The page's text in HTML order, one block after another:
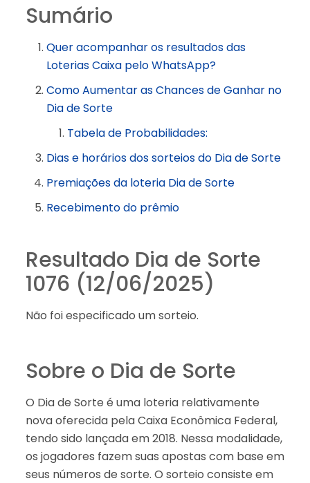
Sumário
Quer acompanhar os resultados das
Loterias Caixa pelo WhatsApp?
Como Aumentar as Chances de Ganhar no
Dia de Sorte
Tabela de Probabilidades:
Dias e horários dos sorteios do Dia de Sorte
Premiações da loteria Dia de Sorte
Recebimento do prêmio
Resultado Dia de Sorte
1076 (12/06/2025)
Não foi especificado um sorteio.
Sobre o Dia de Sorte
O Dia de Sorte é uma loteria relativamente
nova oferecida pela Caixa Econômica Federal,
tendo sido lançada em 2018. Nessa modalidade,
os jogadores fazem suas apostas com base em
seus números de sorte. O sorteio consiste em